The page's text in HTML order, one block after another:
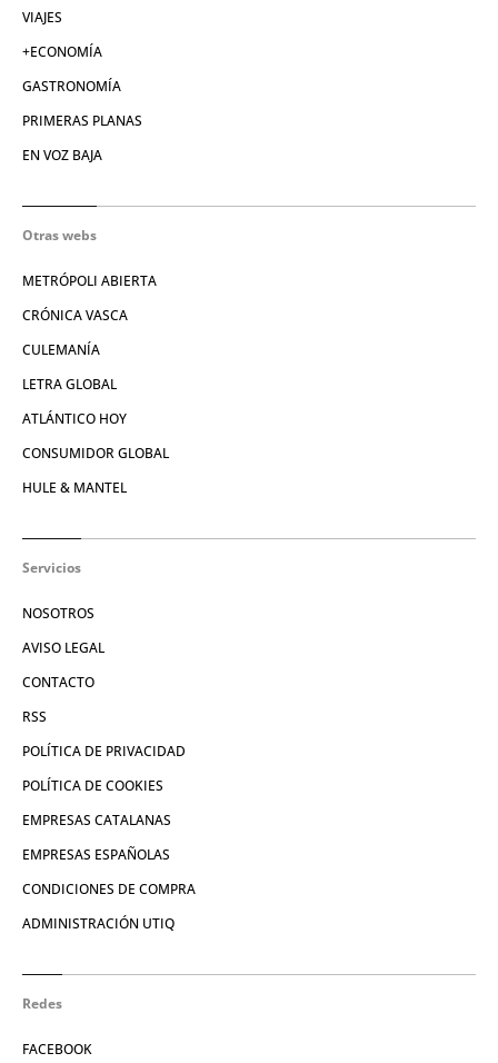
VIAJES
+ECONOMÍA
GASTRONOMÍA
PRIMERAS PLANAS
EN VOZ BAJA
Otras webs
METRÓPOLI ABIERTA
CRÓNICA VASCA
CULEMANÍA
LETRA GLOBAL
ATLÁNTICO HOY
CONSUMIDOR GLOBAL
HULE & MANTEL
Servicios
NOSOTROS
AVISO LEGAL
CONTACTO
RSS
POLÍTICA DE PRIVACIDAD
POLÍTICA DE COOKIES
EMPRESAS CATALANAS
EMPRESAS ESPAÑOLAS
CONDICIONES DE COMPRA
ADMINISTRACIÓN UTIQ
Redes
FACEBOOK